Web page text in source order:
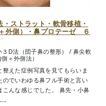
ストラット・軟骨移植・
外側）・鼻プロテーゼ ６
D法（団子鼻の整形） /鼻尖軟
＋外側法）
えた症例写真を見てもらいま
でいわゆる鼻フル手術と言い
んな感じでした。 鼻先・小鼻